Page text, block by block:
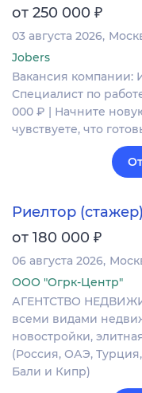
от 250 000 ₽
03 августа 2026
Jobers
Вакансия компании:
Специалист по
000 ₽ | Начните
чувствуете, что
Риелтор (стажер)
от 180 000 ₽
06 августа 2026
ООО "Огрк-Центр"
АГЕНТСТВО
всеми видами
новостройки,
(Россия, ОАЭ,
Бали и Кипр)